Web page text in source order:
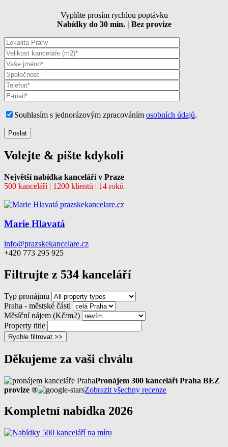
Vyplňte prosím rychlou poptávku
Nabídky do 30 min. | Bez provize
Souhlasím s jednorázovým zpracováním osobních údajů.
Volejte & pište kdykoli
Největší nabídka kanceláří v Praze
500 kanceláří | 1200 klientů | 14 roků
Marie Hlavatá
info@prazskekancelare.cz
+420 773 295 925
Filtrujte z 534 kanceláří
Typ pronájmu
Praha - městské části
Měsíční nájem (Kč/m2)
Property title
Rychle filtrovat >>
Děkujeme za vaši chválu
Pronájem 300 kanceláří Praha BEZ
provize ®
Zobrazit všechny recenze
Kompletní nabídka 2026